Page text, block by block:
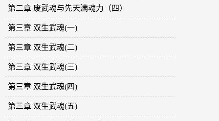
第二章 废武魂与先天满魂力（四）
第三章 双生武魂(一)
第三章 双生武魂(二)
第三章 双生武魂(三)
第三章 双生武魂(四)
第三章 双生武魂(五)